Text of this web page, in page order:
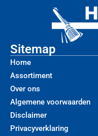
Sitemap
Home
Assortiment
Over ons
Algemene voorwaarden
Disclaimer
Privacyverklaring